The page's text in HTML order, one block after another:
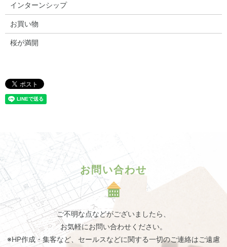
インターンシップ
お買い物
桜が満開
お問い合わせ
ご不明な点などがございましたら、
お気軽にお問い合わせください。
※HP作成・集客など、セールスなどに関する一切のご連絡はご遠慮